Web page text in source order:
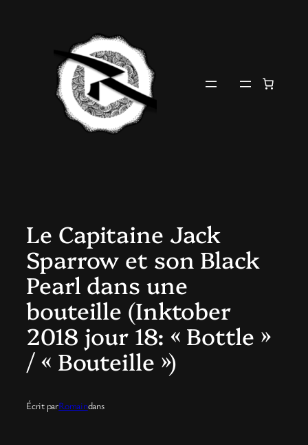
Le Capitaine Jack
Sparrow et son Black
Pearl dans une
bouteille (Inktober
2018 jour 18: « Bottle »
/ « Bouteille »)
Écrit parRomaindans